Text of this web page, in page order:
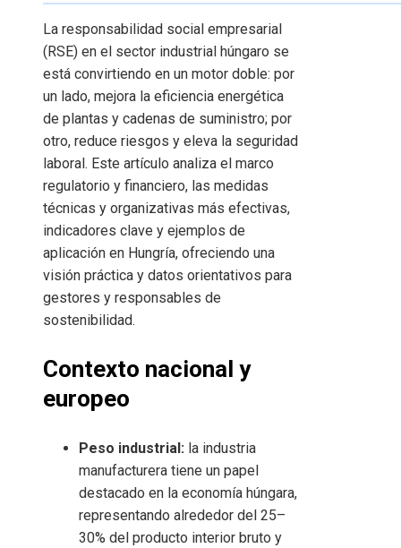
La responsabilidad social empresarial
(RSE) en el sector industrial húngaro se
está convirtiendo en un motor doble: por
un lado, mejora la eficiencia energética
de plantas y cadenas de suministro; por
otro, reduce riesgos y eleva la seguridad
laboral. Este artículo analiza el marco
regulatorio y financiero, las medidas
técnicas y organizativas más efectivas,
indicadores clave y ejemplos de
aplicación en Hungría, ofreciendo una
visión práctica y datos orientativos para
gestores y responsables de
sostenibilidad.
Contexto nacional y
europeo
Peso industrial: la industria
manufacturera tiene un papel
destacado en la economía húngara,
representando alrededor del 25–
30% del producto interior bruto y